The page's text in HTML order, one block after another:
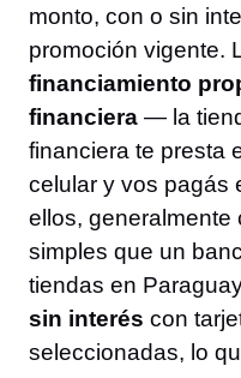
monto, con o sin
promoción vigente.
financiamiento
financiera — la
financiera te presta
celular y vos pagás
ellos, generalmente
simples que un
tiendas en
sin interés con
seleccionadas, lo